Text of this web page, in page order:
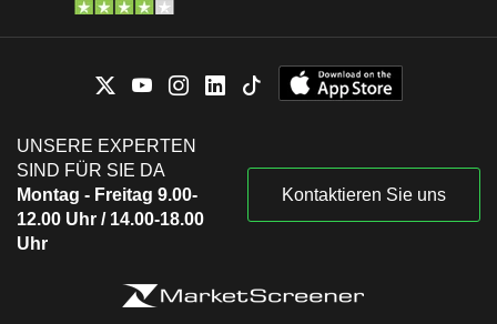
UNSERE EXPERTEN
SIND FÜR SIE DA
Montag - Freitag 9.00-
12.00 Uhr / 14.00-18.00
Uhr
Kontaktieren Sie uns